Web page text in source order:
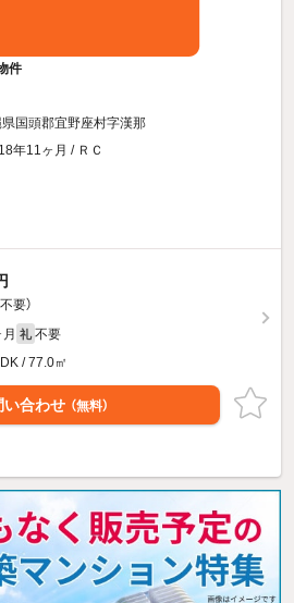
件
国頭郡宜野座村字漢那
年11ヶ月 / ＲＣ
要）
礼 不要
/ 77.0㎡
い合わせ （無料）